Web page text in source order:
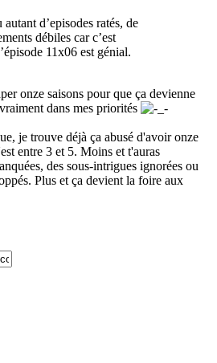
d’episodes ratés, de
débiles car c’est
11x06 est génial.
onze saisons pour que ça devienne
dans mes priorités
je trouve déjà ça abusé d'avoir onze
entre 3 et 5. Moins et t'auras
des sous-intrigues ignorées ou
Plus et ça devient la foire aux